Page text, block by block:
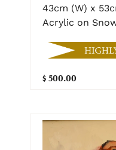
43cm (W) x
Acrylic on
$ 500.00